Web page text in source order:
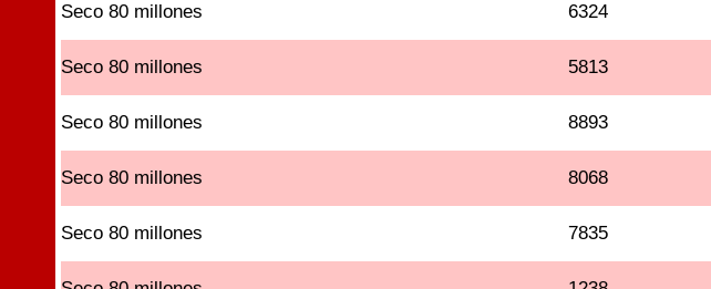
Seco 80 millones 6324
Seco 80 millones 5813
Seco 80 millones 8893
Seco 80 millones 8068
Seco 80 millones 7835